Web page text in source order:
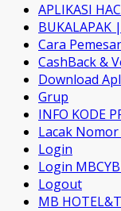
APLIKASI
BUKALAPAK
Cara
CashBack &
Download
Grup
INFO KODE
Lacak Nomor
Login
Login
Logout
MB